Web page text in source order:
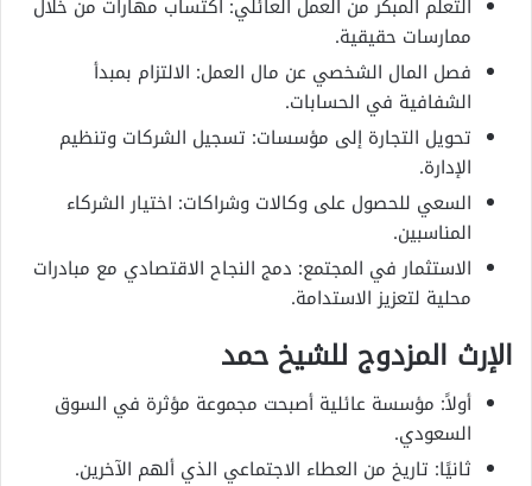
التعلم المبكر من العمل العائلي: اكتساب مهارات من خلال
ممارسات حقيقية.
فصل المال الشخصي عن مال العمل: الالتزام بمبدأ
الشفافية في الحسابات.
تحويل التجارة إلى مؤسسات: تسجيل الشركات وتنظيم
الإدارة.
السعي للحصول على وكالات وشراكات: اختيار الشركاء
المناسبين.
الاستثمار في المجتمع: دمج النجاح الاقتصادي مع مبادرات
محلية لتعزيز الاستدامة.
الإرث المزدوج للشيخ حمد
أولاً: مؤسسة عائلية أصبحت مجموعة مؤثرة في السوق
السعودي.
ثانيًا: تاريخ من العطاء الاجتماعي الذي ألهم الآخرين.